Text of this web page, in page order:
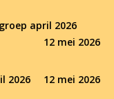
april 2026
12 mei 2026
2026 12 mei 2026